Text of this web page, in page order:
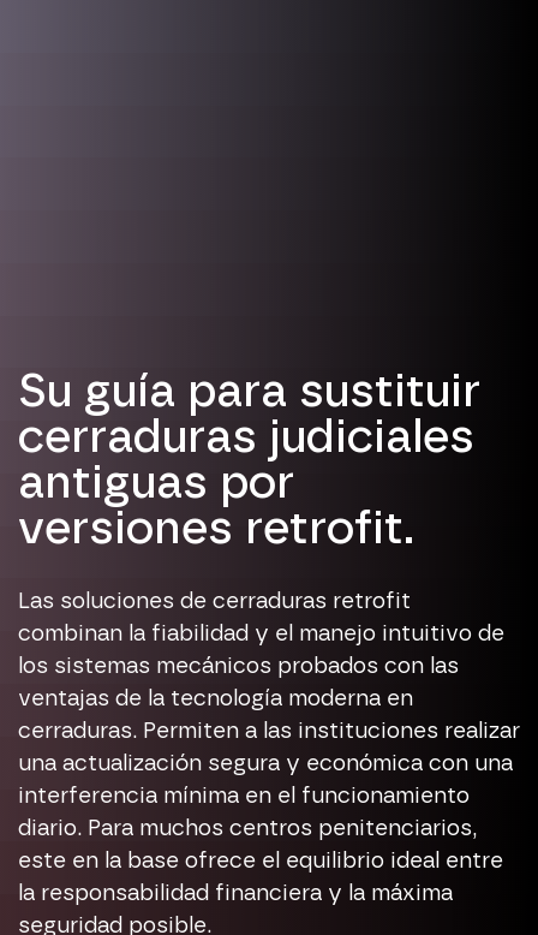
Su guía para sustituir
cerraduras judiciales
antiguas por
versiones retrofit.
Las soluciones de cerraduras retrofit
combinan la fiabilidad y el manejo intuitivo de
los sistemas mecánicos probados con las
ventajas de la tecnología moderna en
cerraduras. Permiten a las instituciones realizar
una actualización segura y económica con una
interferencia mínima en el funcionamiento
diario. Para muchos centros penitenciarios,
este en la base ofrece el equilibrio ideal entre
la responsabilidad financiera y la máxima
seguridad posible.